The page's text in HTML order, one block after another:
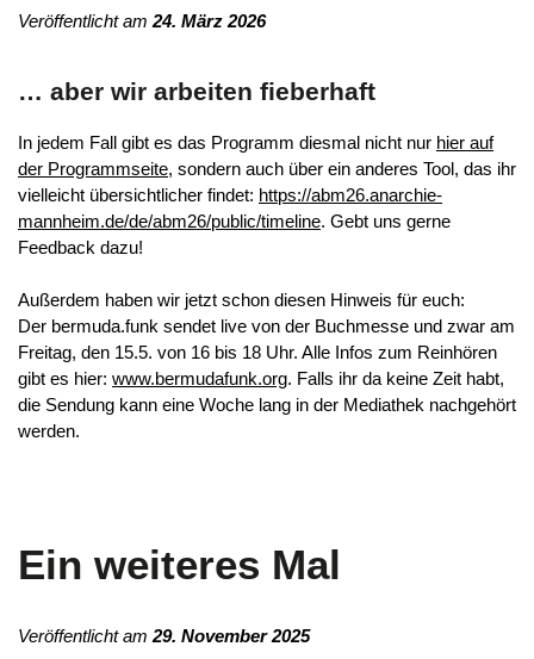
Veröffentlicht am 24. März 2026
… aber wir arbeiten fieberhaft
In jedem Fall gibt es das Programm diesmal nicht nur hier auf
der Programmseite, sondern auch über ein anderes Tool, das ihr
vielleicht übersichtlicher findet: https://abm26.anarchie-
mannheim.de/de/abm26/public/timeline. Gebt uns gerne
Feedback dazu!
Außerdem haben wir jetzt schon diesen Hinweis für euch:
Der bermuda.funk sendet live von der Buchmesse und zwar am
Freitag, den 15.5. von 16 bis 18 Uhr. Alle Infos zum Reinhören
gibt es hier: www.bermudafunk.org. Falls ihr da keine Zeit habt,
die Sendung kann eine Woche lang in der Mediathek nachgehört
werden.
Ein weiteres Mal
Veröffentlicht am 29. November 2025